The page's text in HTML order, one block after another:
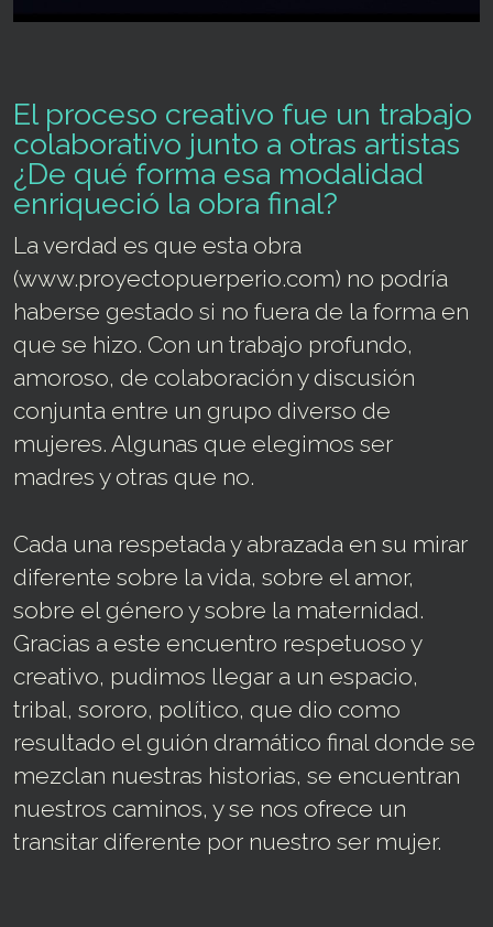
El proceso creativo fue un trabajo
colaborativo junto a otras artistas
¿De qué forma esa modalidad
enriqueció la obra final?
La verdad es que esta obra
(www.proyectopuerperio.com) no podría
haberse gestado si no fuera de la forma en
que se hizo. Con un trabajo profundo,
amoroso, de colaboración y discusión
conjunta entre un grupo diverso de
mujeres. Algunas que elegimos ser
madres y otras que no.
Cada una respetada y abrazada en su mirar
diferente sobre la vida, sobre el amor,
sobre el género y sobre la maternidad.
Gracias a este encuentro respetuoso y
creativo, pudimos llegar a un espacio,
tribal, sororo, político, que dio como
resultado el guión dramático final donde se
mezclan nuestras historias, se encuentran
nuestros caminos, y se nos ofrece un
transitar diferente por nuestro ser mujer.